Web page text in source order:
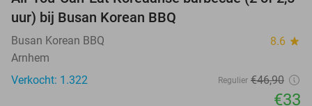
uur) bij Busan Korean BBQ
Busan Korean BBQ 8.6 star
Arnhem
Verkocht: 1.322
Regulier €46,90
€33